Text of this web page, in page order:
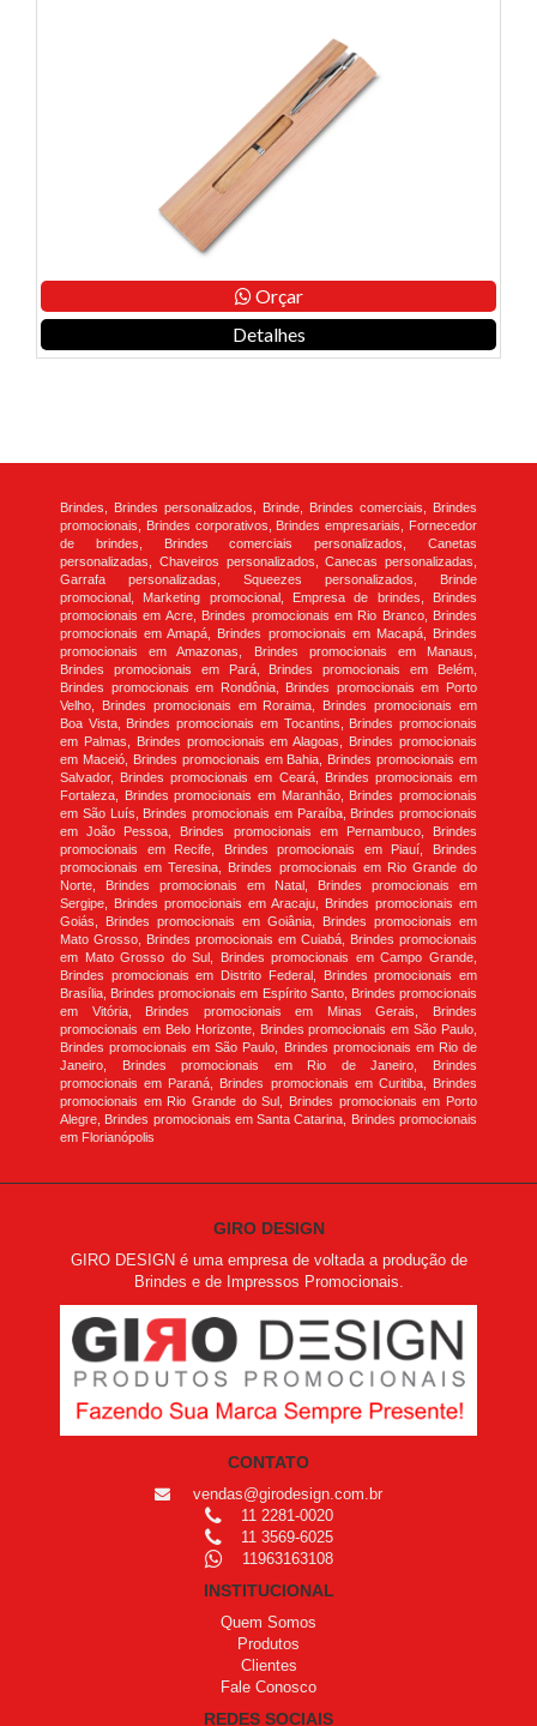
Orçar
Detalhes
Brindes, Brindes personalizados, Brinde, Brindes comerciais, Brindes
promocionais, Brindes corporativos, Brindes empresariais, Fornecedor
de brindes, Brindes comerciais personalizados, Canetas
personalizadas, Chaveiros personalizados, Canecas personalizadas,
Garrafa personalizadas, Squeezes personalizados, Brinde
promocional, Marketing promocional, Empresa de brindes, Brindes
promocionais em Acre, Brindes promocionais em Rio Branco, Brindes
promocionais em Amapá, Brindes promocionais em Macapá, Brindes
promocionais em Amazonas, Brindes promocionais em Manaus,
Brindes promocionais em Pará, Brindes promocionais em Belém,
Brindes promocionais em Rondônia, Brindes promocionais em Porto
Velho, Brindes promocionais em Roraima, Brindes promocionais em
Boa Vista, Brindes promocionais em Tocantins, Brindes promocionais
em Palmas, Brindes promocionais em Alagoas, Brindes promocionais
em Maceió, Brindes promocionais em Bahia, Brindes promocionais em
Salvador, Brindes promocionais em Ceará, Brindes promocionais em
Fortaleza, Brindes promocionais em Maranhão, Brindes promocionais
em São Luís, Brindes promocionais em Paraíba, Brindes promocionais
em João Pessoa, Brindes promocionais em Pernambuco, Brindes
promocionais em Recife, Brindes promocionais em Piauí, Brindes
promocionais em Teresina, Brindes promocionais em Rio Grande do
Norte, Brindes promocionais em Natal, Brindes promocionais em
Sergipe, Brindes promocionais em Aracaju, Brindes promocionais em
Goiás, Brindes promocionais em Goiânia, Brindes promocionais em
Mato Grosso, Brindes promocionais em Cuiabá, Brindes promocionais
em Mato Grosso do Sul, Brindes promocionais em Campo Grande,
Brindes promocionais em Distrito Federal, Brindes promocionais em
Brasília, Brindes promocionais em Espírito Santo, Brindes promocionais
em Vitória, Brindes promocionais em Minas Gerais, Brindes
promocionais em Belo Horizonte, Brindes promocionais em São Paulo,
Brindes promocionais em São Paulo, Brindes promocionais em Rio de
Janeiro, Brindes promocionais em Rio de Janeiro, Brindes
promocionais em Paraná, Brindes promocionais em Curitiba, Brindes
promocionais em Rio Grande do Sul, Brindes promocionais em Porto
Alegre, Brindes promocionais em Santa Catarina, Brindes promocionais
em Florianópolis
GIRO DESIGN
GIRO DESIGN é uma empresa de voltada a produção de
Brindes e de Impressos Promocionais.
CONTATO
vendas@girodesign.com.br
11 2281-0020
11 3569-6025
11963163108
INSTITUCIONAL
Quem Somos
Produtos
Clientes
Fale Conosco
REDES SOCIAIS